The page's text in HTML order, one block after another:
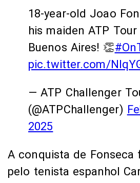
18-year-old Joao
his maiden ATP
Buenos Aires! 👏
pic.twitter.com/
— ATP Challenger
(@ATPChallenger)
2025
A conquista de Fonseca
pelo tenista espanhol